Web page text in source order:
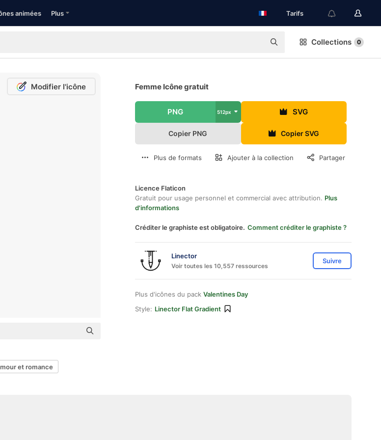
animées Plus Tarifs
Collections 0
Modifier l'icône Femme Icône gratuit
PNG 512px SVG
Copier PNG Copier SVG
Plus de formats Ajouter à la collection Partager
Licence Flaticon
Gratuit pour usage personnel et commercial avec attribution. Plus
d'informations
Créditer le graphiste est obligatoire. Comment créditer le graphiste ?
Linector
Voir toutes les 10,557 ressources
Suivre
Plus d'icônes du pack Valentines Day
Style: Linector Flat Gradient
et romance